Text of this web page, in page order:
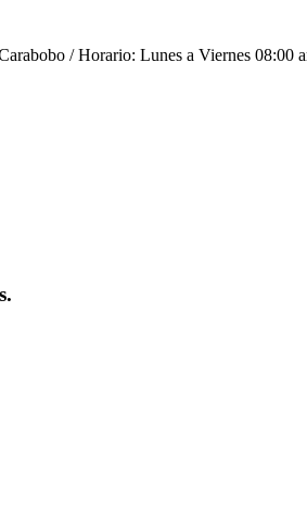
/ Horario: Lunes a Viernes 08:00